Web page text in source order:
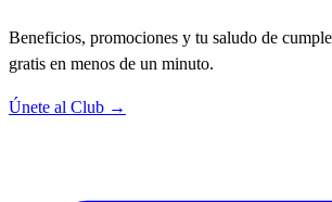
Beneficios, promociones y tu saludo de
gratis en menos de un minuto.
Únete al Club →